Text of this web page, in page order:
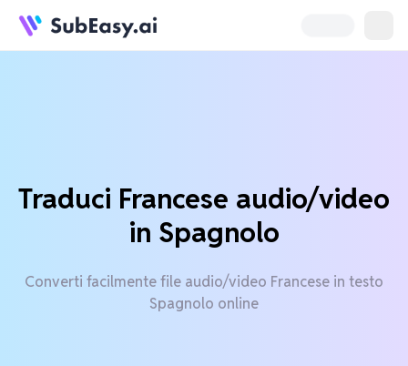
Traduci Francese audio/video
in Spagnolo
Converti facilmente file audio/video Francese in testo
Spagnolo online